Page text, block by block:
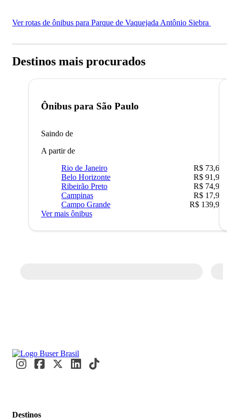
Ver rotas de ônibus para Parque de Vaquejada Antônio Siebra
Destinos mais procurados
Ônibus para São Paulo
Saindo de
A partir de
Rio de Janeiro
R$ 73,68
Belo Horizonte
R$ 91,90
Ribeirão Preto
R$ 74,90
Campinas
R$ 17,90
Campo Grande
R$ 139,90
Ver mais ônibus
Destinos